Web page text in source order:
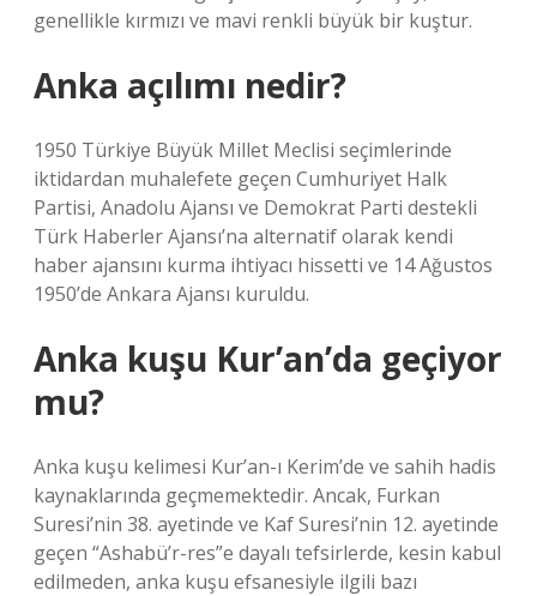
genellikle kırmızı ve mavi renkli büyük bir kuştur.
Anka açılımı nedir?
1950 Türkiye Büyük Millet Meclisi seçimlerinde
iktidardan muhalefete geçen Cumhuriyet Halk
Partisi, Anadolu Ajansı ve Demokrat Parti destekli
Türk Haberler Ajansı’na alternatif olarak kendi
haber ajansını kurma ihtiyacı hissetti ve 14 Ağustos
1950’de Ankara Ajansı kuruldu.
Anka kuşu Kur’an’da geçiyor
mu?
Anka kuşu kelimesi Kur’an-ı Kerim’de ve sahih hadis
kaynaklarında geçmemektedir. Ancak, Furkan
Suresi’nin 38. ayetinde ve Kaf Suresi’nin 12. ayetinde
geçen “Ashabü’r-res”e dayalı tefsirlerde, kesin kabul
edilmeden, anka kuşu efsanesiyle ilgili bazı